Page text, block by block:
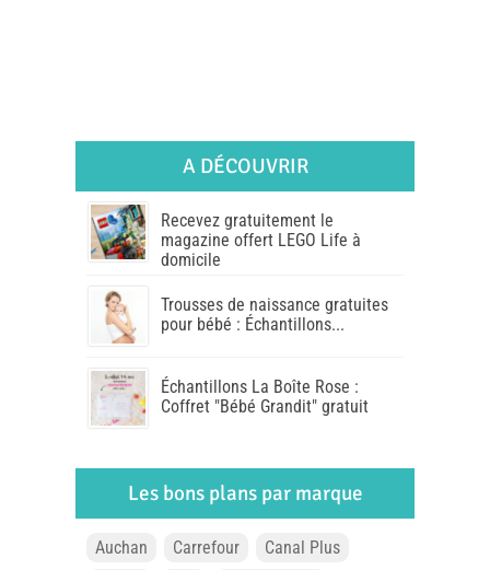
A DÉCOUVRIR
Recevez gratuitement le
magazine offert LEGO Life à
domicile
Trousses de naissance gratuites
pour bébé : Échantillons...
Échantillons La Boîte Rose :
Coffret "Bébé Grandit" gratuit
Les bons plans par marque
Auchan Carrefour
Canal Plus